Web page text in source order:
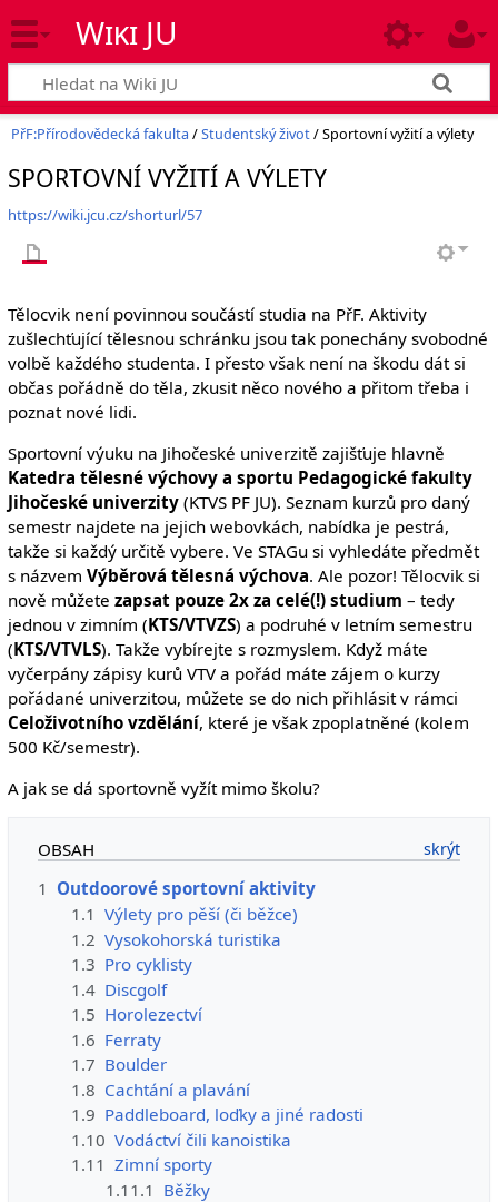
Wiki JU
PřF:Přírodovědecká fakulta /Studentský život/ Sportovní vyžití a výlety
SPORTOVNÍ VYŽITÍ A VÝLETY
https://wiki.jcu.cz/shorturl/57
Tělocvik není povinnou součástí studia na PřF. Aktivity
zušlechťující tělesnou schránku jsou tak ponechány svobodné
volbě každého studenta. I přesto však není na škodu dát si
občas pořádně do těla, zkusit něco nového a přitom třeba i
poznat nové lidi.
Sportovní výuku na Jihočeské univerzitě zajišťuje hlavně
Katedra tělesné výchovy a sportu Pedagogické fakulty
Jihočeské univerzity(KTVS PF JU). Seznam kurzů pro daný
semestr najdete na jejich webovkách, nabídka je pestrá,
takže si každý určitě vybere. Ve STAGu si vyhledáte předmět
s názvem Výběrová tělesná výchova. Ale pozor! Tělocvik si
nově můžete zapsat pouze 2x za celé(!) studium – tedy
jednou v zimním (KTS/VTVZS) a podruhé v letním semestru
(KTS/VTVLS). Takže vybírejte s rozmyslem. Když máte
vyčerpány zápisy kurů VTV a pořád máte zájem o kurzy
pořádané univerzitou, můžete se do nich přihlásit v rámci
Celoživotního vzdělání, které je však zpoplatněné (kolem
500 Kč/semestr).
A jak se dá sportovně vyžít mimo školu?
OBSAH
1 Outdoorové sportovní aktivity
1.1 Výlety pro pěší (či běžce)
1.2 Vysokohorská turistika
1.3 Pro cyklisty
1.4 Discgolf
1.5 Horolezectví
1.6 Ferraty
1.7 Boulder
1.8 Cachtání a plavání
1.9 Paddleboard, loďky a jiné radosti
1.10 Vodáctví čili kanoistika
1.11 Zimní sporty
1.11.1 Běžky